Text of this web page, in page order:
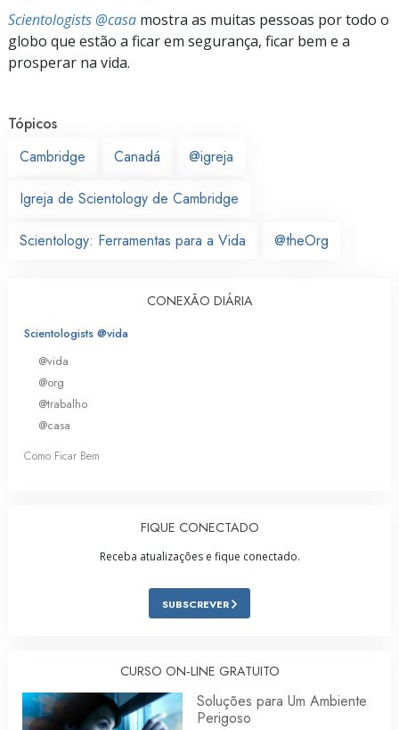
Scientologists @casa mostra as muitas pessoas por todo o
globo que estão a ficar em segurança, ficar bem e a
prosperar na vida.
Tópicos
Cambridge
Canadá @igreja
Igreja de Scientology de Cambridge
Scientology: Ferramentas para a Vida @theOrg
CONEXÃO DIÁRIA
Scientologists @vida
@vida
@org
@trabalho
@casa
Como Ficar Bem
FIQUE CONECTADO
Receba atualizações e fique conectado.
SUBSCREVER
CURSO ON‑LINE GRATUITO
Soluções para Um Ambiente
Perigoso